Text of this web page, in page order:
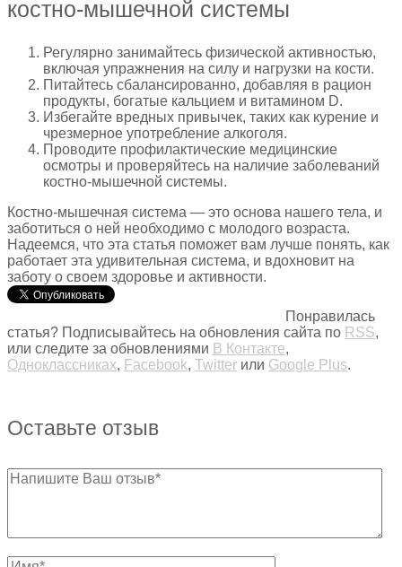
костно-мышечной системы
Регулярно занимайтесь физической активностью,
включая упражнения на силу и нагрузки на кости.
Питайтесь сбалансированно, добавляя в рацион
продукты, богатые кальцием и витамином D.
Избегайте вредных привычек, таких как курение и
чрезмерное употребление алкоголя.
Проводите профилактические медицинские
осмотры и проверяйтесь на наличие заболеваний
костно-мышечной системы.
Костно-мышечная система — это основа нашего тела, и
заботиться о ней необходимо с молодого возраста.
Надеемся, что эта статья поможет вам лучше понять, как
работает эта удивительная система, и вдохновит на
заботу о своем здоровье и активности.
Понравилась
статья? Подписывайтесь на обновления сайта по RSS,
или следите за обновлениями В Контакте,
Одноклассниках, Facebook, Twitter или Google Plus.
Оставьте отзыв